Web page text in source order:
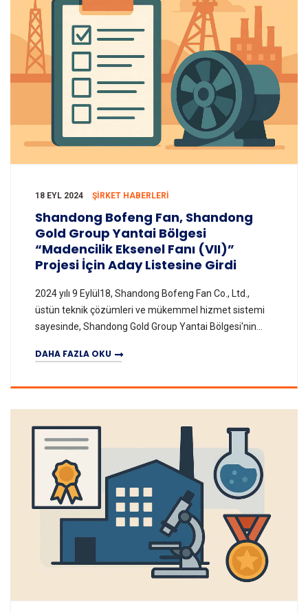
18 EYL 2024 ŞIRKET HABERLERI
Shandong Bofeng Fan, Shandong
Gold Group Yantai Bölgesi
“Madencilik Eksenel Fanı (VII)”
Projesi İçin Aday Listesine Girdi
2024 yılı 9 Eylül18, Shandong Bofeng Fan Co., Ltd.,
üstün teknik çözümleri ve mükemmel hizmet sistemi
sayesinde, Shandong Gold Group Yantai Bölgesi'nin
DAHA FAZLA OKU